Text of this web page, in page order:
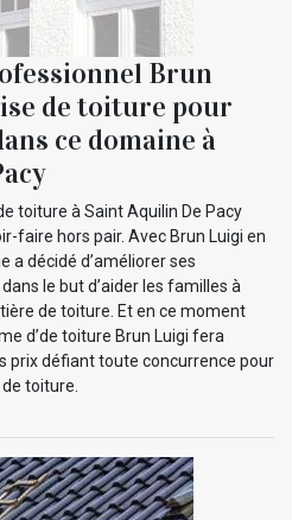
Brun
de toiture pour
ce domaine à
toiture à Saint Aquilin De Pacy
faire hors pair. Avec Brun Luigi en
a décidé d’améliorer ses
le but d’aider les familles à
de toiture. Et en ce moment
d’de toiture Brun Luigi fera
prix défiant toute concurrence pour
toiture.